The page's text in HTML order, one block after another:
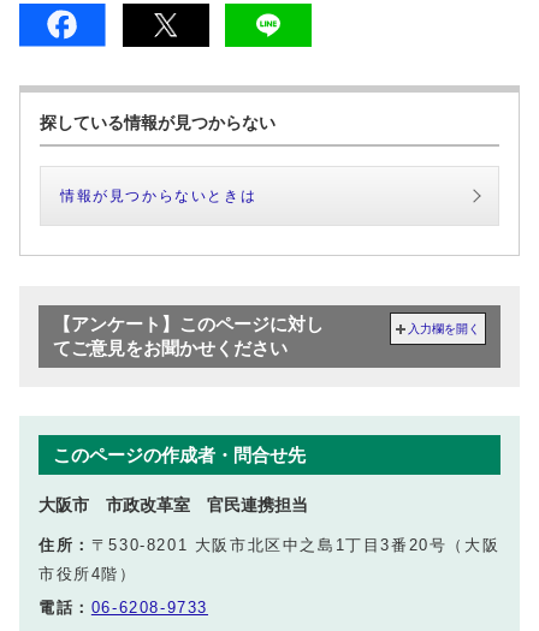
探している情報が見つからない
情報が見つからないときは
【アンケート】このページに対し
てご意見をお聞かせください
入力欄を開く
このページの作成者・問合せ先
大阪市 市政改革室 官民連携担当
住所： 〒530-8201 大阪市北区中之島1丁目3番20号（大阪
市役所4階）
電話： 06-6208-9733